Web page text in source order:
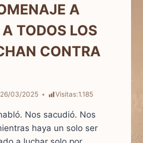
A
TODOS LOS
CONTRA
26/03/2025 Visitas:1.185
Nos sacudió. Nos
haya un solo ser